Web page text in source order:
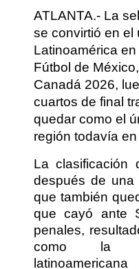
ATLANTA.- La
se convirtió en el
Latinoamérica
Fútbol de
Canadá 2026,
cuartos de final
quedar como el
región todavía
La clasificación
después de una
que también
que cayó ante
penales,
como la